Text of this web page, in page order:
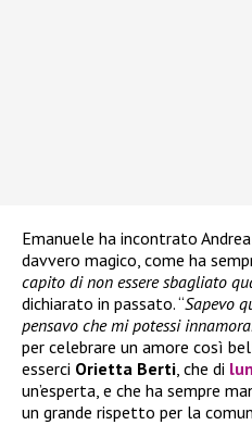
Emanuele ha incontrato
davvero magico, come ha
capito di non essere sbagliato
dichiarato in passato. “Sapevo
pensavo che mi potessi
per celebrare un amore così
esserci Orietta Berti, che di
un’esperta, e che ha sempre
un grande rispetto per la